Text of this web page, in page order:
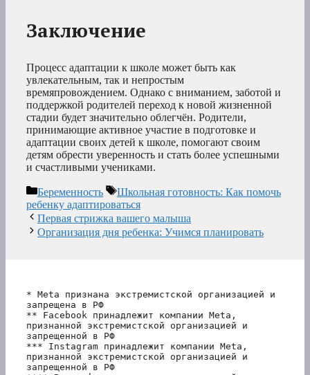
Заключение
Процесс адаптации к школе может быть как
увлекательным, так и непростым
времяпровождением. Однако с вниманием, заботой и
поддержкой родителей переход к новой жизненной
стадии будет значительно облегчён. Родители,
принимающие активное участие в подготовке и
адаптации своих детей к школе, помогают своим
детям обрести уверенность и стать более успешными
и счастливыми учениками.
Рубрики
Беременность Метки
Школьная готовность: Как помочь
ребенку адаптироваться
Первая стрижка вашего малыша
Организация дня ребенка: Учимся планировать
* Meta признана экстремистской организацией и
запрещена в РФ
** Facebook принадлежит компании Meta,
признанной экстремистской организацией и
запрещенной в РФ
*** Instagram принадлежит компании Meta,
признанной экстремистской организацией и
запрещенной в РФ